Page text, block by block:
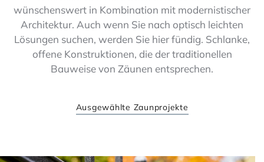
wünschenswert in Kombination mit modernistischer
Architektur. Auch wenn Sie nach optisch leichten
Lösungen suchen, werden Sie hier fündig. Schlanke,
offene Konstruktionen, die der traditionellen
Bauweise von Zäunen entsprechen.
Ausgewählte Zaunprojekte